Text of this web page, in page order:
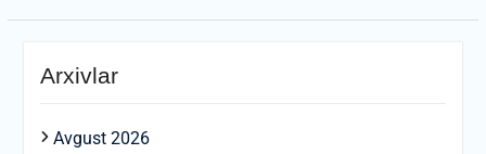
Arxivlar
Avgust 2026